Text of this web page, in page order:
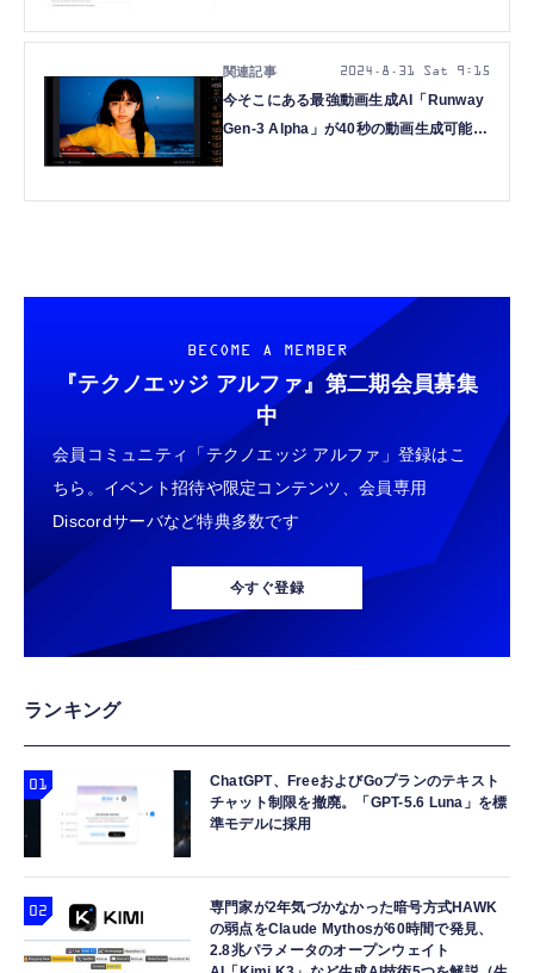
今そこにある最強動画生成AI「Runway
Gen-3 Alpha」が40秒の動画生成可能
2024.8.31 Sat 9:15
BECOME A MEMBER
『テクノエッジ アルファ』 第二期会員募集
中
会員コミュニティ「テクノエッジ アルファ」登録はこ
ちら。イベント招待や限定コンテンツ、会員専用
Discordサーバなど特典多数です
今すぐ登録
ランキング
ChatGPT、FreeおよびGoプランのテキスト
チャット制限を撤廃。「GPT-5.6 Luna」を標
準モデルに採用
専門家が2年気づかなかった暗号方式HAWK
の弱点をClaude Mythosが60時間で発見、
2.8兆パラメータのオープンウェイト